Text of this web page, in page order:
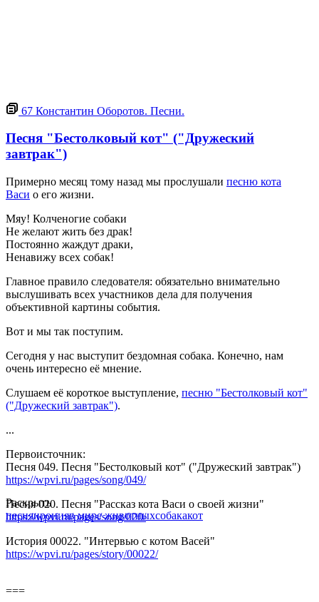
67 Константин Оборотов. Песни.
Песня "Бестолковый кот" ("Дружеский
завтрак")
Примерно месяц тому назад мы прослушали песню кота
Васи о его жизни.
Мяу! Колченогие собаки
Не желают жить без драк!
Постоянно жаждут драки,
Ненавижу всех собак!
Главное правило следователя: обязательно внимательно
выслушивать всех участников дела для получения
объективной картины события.
Вот и мы так поступим.
Сегодня у нас выступит бездомная собака. Конечно, нам
очень интересно её мнение.
Слушаем её короткое выступление, песню "Бестолковый кот"
("Дружеский завтрак").
...
Первоисточник:
Песня 049. Песня "Бестолковый кот" ("Дружеский завтрак")
https://wpvi.ru/pages/song/049/
Песня 020. Песня "Рассказ кота Васи о своей жизни"
https://wpvi.ru/pages/song/020/
История 00022. "Интервью с котом Васей"
https://wpvi.ru/pages/story/00022/
===
Раскрыть
песняиронияв мире животныхсобакакот